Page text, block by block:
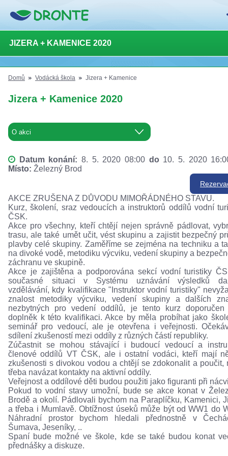
JIZERA + KAMENICE 2020
Domů Vodácká škola Jizera + Kamenice
Jizera + Kamenice 2020
Datum konání: 8. 5. 2020 08:00 do 10. 5. 2020
Místo: Železný Brod
AKCE ZRUŠENA Z DŮVODU MIMOŘÁDNÉHO STAVU.
Kurz, školení, sraz vedoucích a instruktorů oddílů vodní
ČSK.
Akce pro všechny, kteří chtějí nejen správně pádlovat,
trasu, ale také umět učit, vést skupinu a zajistit bezpečný
plavby celé skupiny. Zaměříme se zejména na techniku a
na divoké vodě, metodiku výcviku, vedení skupiny a
záchranu ve skupině.
Akce je zajištěna a podporována sekcí vodní turistiky
současné situaci v Systému uznávání výsledků
vzdělávání, kdy kvalifikace "Instruktor vodní turistiky"
znalost metodiky výcviku, vedení skupiny a dalších
nezbytných pro vedení oddílů, je tento kurz doporučen
doplněk k této kvalifikaci. Akce by měla probíhat jako
seminář pro vedoucí, ale je otevřena i veřejnosti.
sdílení zkušeností mezi oddíly z různých částí republiky.
Zúčastnit se mohou stávající i budoucí vedoucí a
členové oddílů VT ČSK, ale i ostatní vodáci, kteří mají
zkušenosti s divokou vodou a chtějí se zdokonalit a poučit,
třeba navázat kontakty na aktivní oddíly.
Veřejnost a oddílové děti budou použiti jako figuranti při
Pokud to vodní stavy umožní, bude se akce konat v
Brodě a okolí. Pádlovali bychom na Paraplíčku, Kamenici,
a třeba i Mumlavě. Obtížnost úseků může být od WW1 do
Náhradní prostor bychom hledali přednostně v
Šumava, Jeseníky, ..
Spaní bude možné ve škole, kde se také budou konat
přednášky a diskuze.